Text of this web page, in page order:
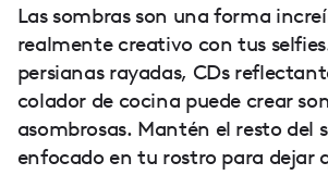
Las sombras son una forma
realmente creativo con tus
persianas rayadas, CDs
colador de cocina puede crear
asombrosas. Mantén el resto del
enfocado en tu rostro para dejar